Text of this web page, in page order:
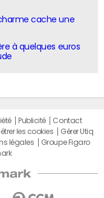
cache une
à quelques euros
Publicité
Contact
les cookies
Gérer Utiq
légales
Groupe Figaro